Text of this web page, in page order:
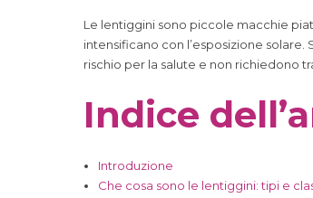
Le lentiggini sono piccole macchie
intensificano con l’esposizione
rischio per la salute e non richiedono
Indice
Introduzione
Che cosa sono le lentiggini: tipi e